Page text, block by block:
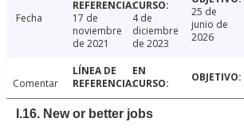
Fecha
17 de
noviembre
de 2021
4 de
diciembre
de 2023
25 de
junio de
2026
Comentar
I.16. New or better jobs